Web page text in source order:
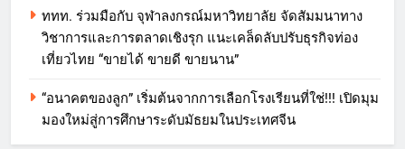
ททท. ร่วมมือกับ จุฬาลงกรณ์มหาวิทยาลัย จัดสัมมนาทาง
วิชาการและการตลาดเชิงรุก แนะเคล็ดลับปรับธุรกิจท่อง
เที่ยวไทย “ขายได้ ขายดี ขายนาน”
“อนาคตของลูก” เริ่มต้นจากการเลือกโรงเรียนที่ใช่!!! เปิดมุม
มองใหม่สู่การศึกษาระดับมัธยมในประเทศจีน